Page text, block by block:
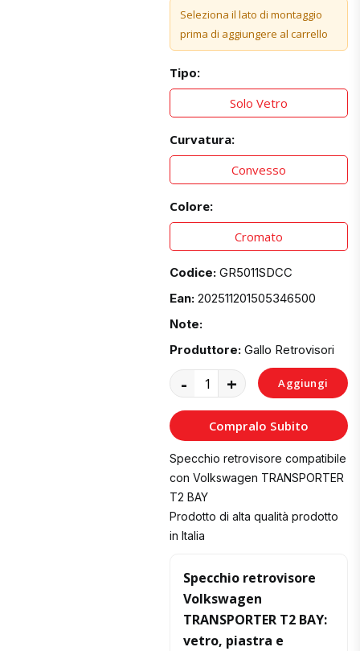
Seleziona il lato di montaggio
prima di aggiungere al carrello
Tipo:
Solo Vetro
Curvatura:
Convesso
Colore:
Cromato
Codice: GR5011SDCC
Ean: 202511201505346500
Note:
Produttore: Gallo Retrovisori
- + Aggiungi
al
Carrello
Compralo Subito
Specchio retrovisore compatibile
con Volkswagen TRANSPORTER
T2 BAY
Prodotto di alta qualità prodotto
in Italia
Specchio retrovisore
Volkswagen
TRANSPORTER T2 BAY:
vetro, piastra e